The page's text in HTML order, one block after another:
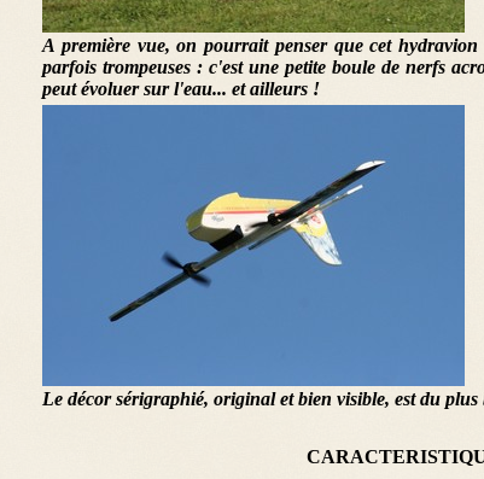
A première vue, on pourrait penser que cet
parfois trompeuses : c'est une petite boule de nerfs
peut évoluer sur l'eau... et ailleurs !
Le décor sérigraphié, original et bien visible, est du plus